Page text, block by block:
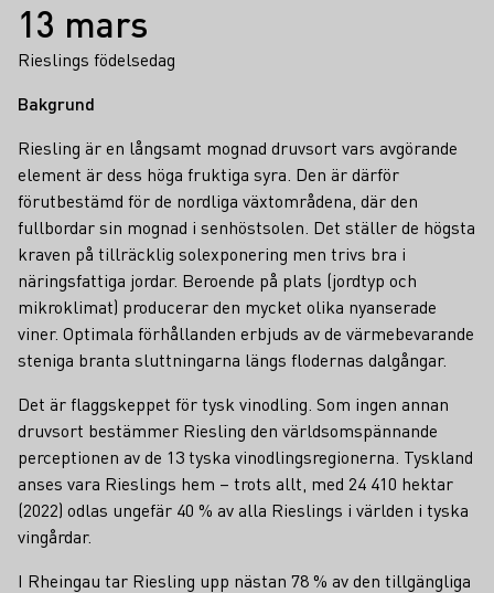
13 mars
Rieslings födelsedag
Bakgrund
Riesling är en långsamt mognad druvsort vars avgörande
element är dess höga fruktiga syra. Den är därför
förutbestämd för de nordliga växtområdena, där den
fullbordar sin mognad i senhöstsolen. Det ställer de högsta
kraven på tillräcklig solexponering men trivs bra i
näringsfattiga jordar. Beroende på plats (jordtyp och
mikroklimat) producerar den mycket olika nyanserade
viner. Optimala förhållanden erbjuds av de värmebevarande
steniga branta sluttningarna längs flodernas dalgångar.
Det är flaggskeppet för tysk vinodling. Som ingen annan
druvsort bestämmer Riesling den världsomspännande
perceptionen av de 13 tyska vinodlingsregionerna. Tyskland
anses vara Rieslings hem – trots allt, med 24 410 hektar
(2022) odlas ungefär 40 % av alla Rieslings i världen i tyska
vingårdar.
I Rheingau tar Riesling upp nästan 78 % av den tillgängliga